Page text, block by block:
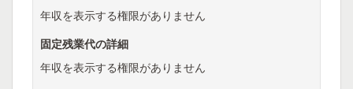
年収を表示する権限がありません
固定残業代の詳細
年収を表示する権限がありません